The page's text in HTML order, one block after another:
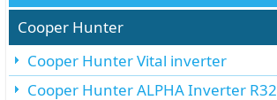
Cooper Hunter
Cooper Hunter Vital inverter
Cooper Hunter ALPHA Inverter R32